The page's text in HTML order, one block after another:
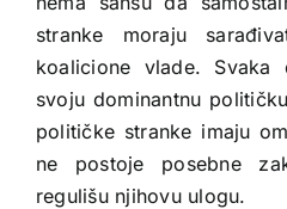
stranke moraju
koalicione vlade. Svaka
svoju dominantnu
političke stranke imaju
ne postoje posebne
regulišu njihovu ulogu.